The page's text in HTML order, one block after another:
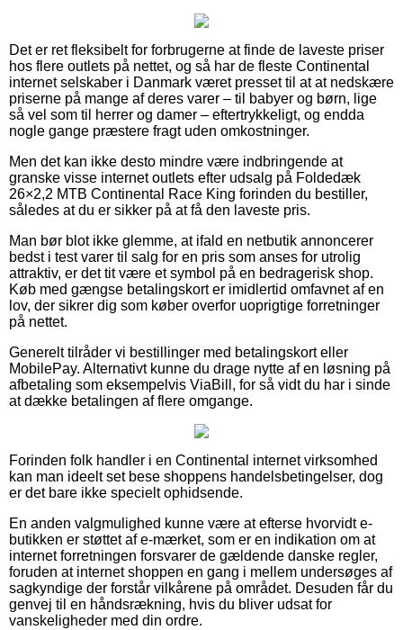
Det er ret fleksibelt for forbrugerne at finde de laveste priser
hos flere outlets på nettet, og så har de fleste Continental
internet selskaber i Danmark været presset til at at nedskære
priserne på mange af deres varer – til babyer og børn, lige
så vel som til herrer og damer – eftertrykkeligt, og endda
nogle gange præstere fragt uden omkostninger.
Men det kan ikke desto mindre være indbringende at
granske visse internet outlets efter udsalg på Foldedæk
26×2,2 MTB Continental Race King forinden du bestiller,
således at du er sikker på at få den laveste pris.
Man bør blot ikke glemme, at ifald en netbutik annoncerer
bedst i test varer til salg for en pris som anses for utrolig
attraktiv, er det tit være et symbol på en bedragerisk shop.
Køb med gængse betalingskort er imidlertid omfavnet af en
lov, der sikrer dig som køber overfor uoprigtige forretninger
på nettet.
Generelt tilråder vi bestillinger med betalingskort eller
MobilePay. Alternativt kunne du drage nytte af en løsning på
afbetaling som eksempelvis ViaBill, for så vidt du har i sinde
at dække betalingen af flere omgange.
Forinden folk handler i en Continental internet virksomhed
kan man ideelt set bese shoppens handelsbetingelser, dog
er det bare ikke specielt ophidsende.
En anden valgmulighed kunne være at efterse hvorvidt e-
butikken er støttet af e-mærket, som er en indikation om at
internet forretningen forsvarer de gældende danske regler,
foruden at internet shoppen en gang i mellem undersøges af
sagkyndige der forstår vilkårene på området. Desuden får du
genvej til en håndsrækning, hvis du bliver udsat for
vanskeligheder med din ordre.